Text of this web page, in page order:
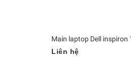
Liên hệ